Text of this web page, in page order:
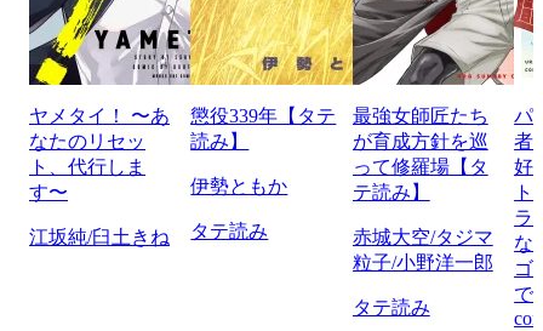
ヤメタイ！ 〜あ
なたのリセッ
ト、代行しま
す〜
江坂純/臼土きね
懲役339年【タテ
読み】
伊勢ともか
タテ読み
最強女師匠たち
が育成方針を巡
って修羅場【タ
テ読み】
赤城大空/タジマ
粒子/小野洋一郎
タテ読み
パ
者
好
ト
ラ
な
ゴ
で